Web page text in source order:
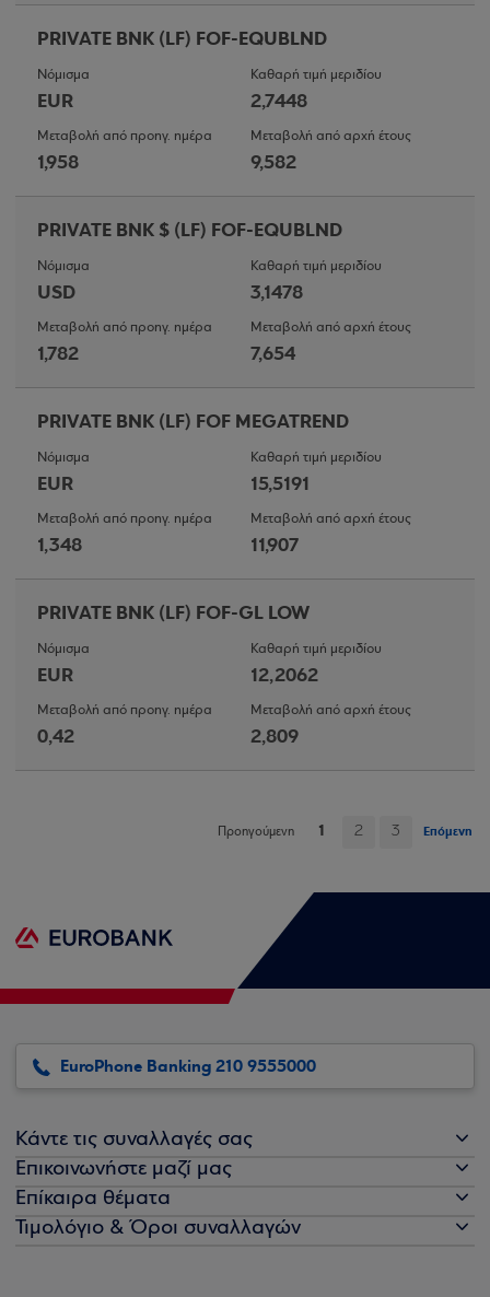
PRIVATE BNK (LF) FOF-EQUBLND
Νόμισμα
EUR
Καθαρή τιμή μεριδίου
2,7448
Μεταβολή από προηγ. ημέρα
1,958
Μεταβολή από αρχή έτους
9,582
PRIVATE BNK $ (LF) FOF-EQUBLND
Νόμισμα
USD
Καθαρή τιμή μεριδίου
3,1478
Μεταβολή από προηγ. ημέρα
1,782
Μεταβολή από αρχή έτους
7,654
PRIVATE BNK (LF) FOF MEGATREND
Νόμισμα
EUR
Καθαρή τιμή μεριδίου
15,5191
Μεταβολή από προηγ. ημέρα
1,348
Μεταβολή από αρχή έτους
11,907
PRIVATE BNK (LF) FOF-GL LOW
Νόμισμα
EUR
Καθαρή τιμή μεριδίου
12,2062
Μεταβολή από προηγ. ημέρα
0,42
Μεταβολή από αρχή έτους
2,809
Προηγούμενη 1 2 3 Επόμενη
EuroPhone Banking 210 9555000
Κάντε τις συναλλαγές σας
Επικοινωνήστε μαζί μας
Επίκαιρα θέματα
Τιμολόγιο & Όροι συναλλαγών